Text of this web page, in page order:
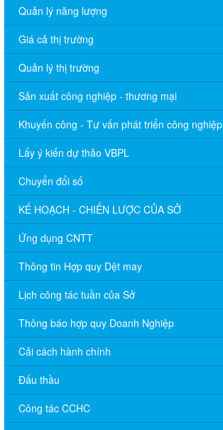
Quản lý năng lượng
Giá cả thị trường
Quản lý thị trường
Sản xuất công nghiệp - thương mại
Khuyến công - Tư vấn phát triển công nghiệp
Lấy ý kiến dự thảo VBPL
Chuyển đổi số
KẾ HOẠCH - CHIẾN LƯỢC CỦA SỞ
Ứng dụng CNTT
Thông tin Hợp quy Dệt may
Lịch công tác tuần của Sở
Thông báo hợp quy Doanh Nghiệp
Cải cách hành chính
Đấu thầu
Công tác CCHC